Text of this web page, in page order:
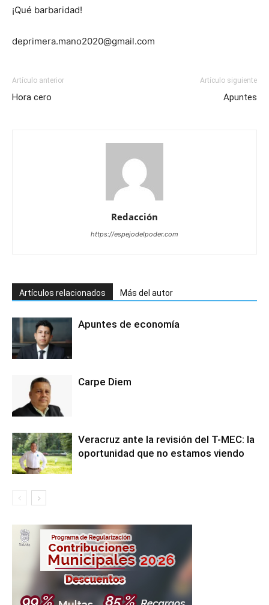
¡Qué barbaridad!
deprimera.mano2020@gmail.com
Artículo anterior
Hora cero
Artículo siguiente
Apuntes
Redacción
https://espejodelpoder.com
Artículos relacionados Más del autor
Apuntes de economía
Carpe Diem
Veracruz ante la revisión del T-MEC: la
oportunidad que no estamos viendo